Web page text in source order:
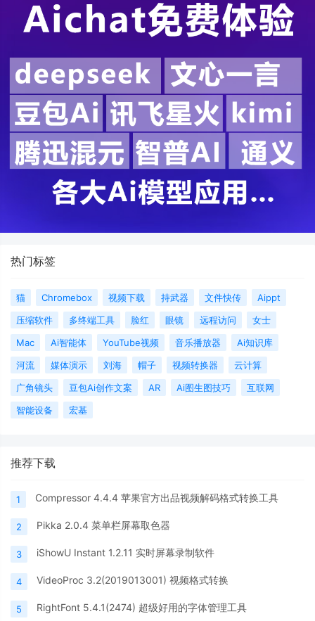
热门标签
猫 Chromebox 视频下载 持武器 文件快传
Aippt
压缩软件
多终端工具 脸红 眼镜 远程访问
女士
Mac
Ai智能体 YouTube视频 音乐播放器
Ai知识库
河流
媒体演示 刘海 帽子 视频转换器
云计算
广角镜头
豆包Ai创作文案 AR Ai图生图技巧
互联网
智能设备
宏基
推荐下载
1 Compressor 4.4.4 苹果官方出品视频解码格式转换工具
2 Pikka 2.0.4 菜单栏屏幕取色器
3 iShowU Instant 1.2.11 实时屏幕录制软件
4 VideoProc 3.2(2019013001) 视频格式转换
5 RightFont 5.4.1(2474) 超级好用的字体管理工具